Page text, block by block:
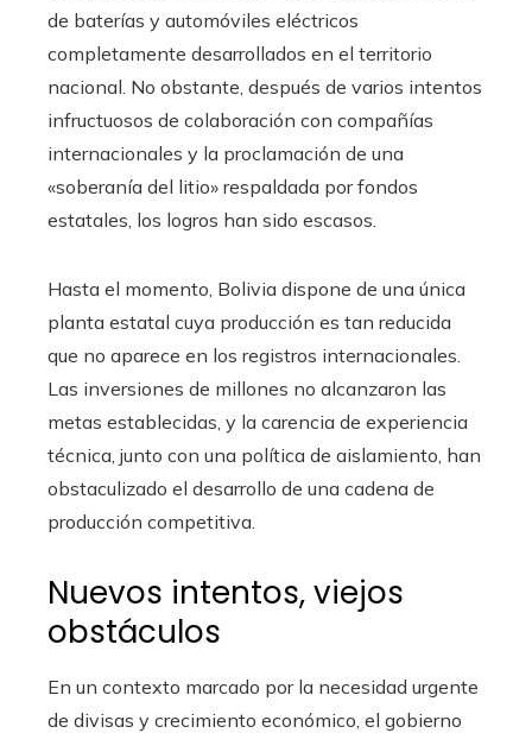
de baterías y automóviles eléctricos
completamente desarrollados en el territorio
nacional. No obstante, después de varios intentos
infructuosos de colaboración con compañías
internacionales y la proclamación de una
«soberanía del litio» respaldada por fondos
estatales, los logros han sido escasos.
Hasta el momento, Bolivia dispone de una única
planta estatal cuya producción es tan reducida
que no aparece en los registros internacionales.
Las inversiones de millones no alcanzaron las
metas establecidas, y la carencia de experiencia
técnica, junto con una política de aislamiento, han
obstaculizado el desarrollo de una cadena de
producción competitiva.
Nuevos intentos, viejos
obstáculos
En un contexto marcado por la necesidad urgente
de divisas y crecimiento económico, el gobierno